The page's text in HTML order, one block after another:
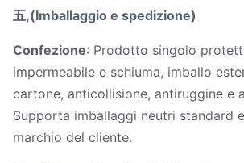
五,(Imballaggio e spedizione)
Confezione: Prodotto singolo
impermeabile e schiuma, imballo
cartone, anticollisione, antiruggine e
Supporta imballaggi neutri standard
marchio del cliente.